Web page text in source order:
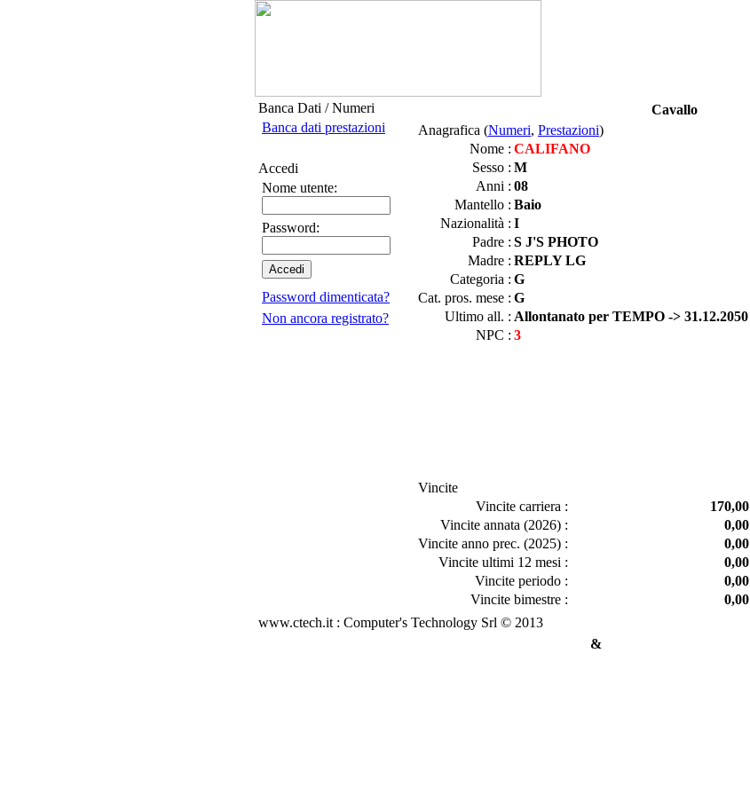
Banca Dati / Numeri
Banca dati prestazioni
Accedi
Nome utente:
Password:
Password dimenticata?
Non ancora registrato?
Cavallo
Anagrafica (Numeri, Prestazioni)
Nome : CALIFANO
Sesso : M
Anni : 08
Mantello : Baio
Nazionalità : I
Padre : S J'S PHOTO
Madre : REPLY LG
Categoria : G
Cat. pros. mese : G
Ultimo all. : Allontanato per TEMPO -> 31.12.2050
NPC : 3
Vincite
Vincite carriera :
170,00
Vincite annata (2026) :
0,00
Vincite anno prec. (2025) :
0,00
Vincite ultimi 12 mesi :
0,00
Vincite periodo :
0,00
Vincite bimestre :
0,00
www.ctech.it : Computer's Technology Srl © 2013
&